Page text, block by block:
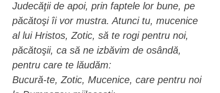
Judecăţii de apoi, prin faptele lor bune, pe
păcătoşi îi vor mustra. Atunci tu, mucenice
al lui Hristos, Zotic, să te rogi pentru noi,
păcătoşii, ca să ne izbăvim de osândă,
pentru care te lăudăm:
Bucură-te, Zotic, Mucenice, care pentru noi